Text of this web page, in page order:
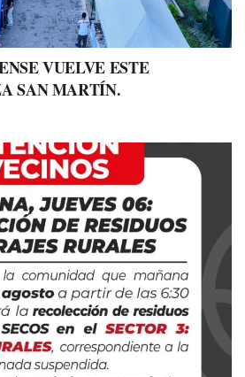
VUELVE ESTE
SAN MARTÍN.